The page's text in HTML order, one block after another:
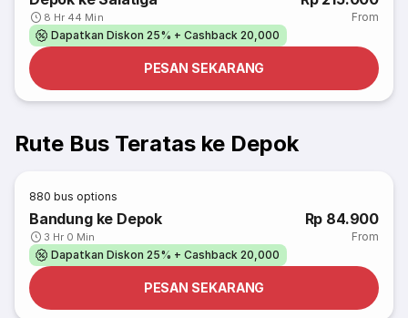
8 Hr 44 Min
From
Dapatkan Diskon 25% + Cashback 20,000
PESAN SEKARANG
Rute Bus Teratas ke Depok
880 bus options
Bandung ke Depok
3 Hr 0 Min
Rp 84.900
From
Dapatkan Diskon 25% + Cashback 20,000
PESAN SEKARANG